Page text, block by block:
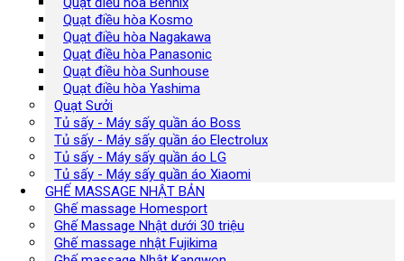
Quạt điều hòa Kosmo
Quạt điều hòa Nagakawa
Quạt điều hòa Panasonic
Quạt điều hòa Sunhouse
Quạt điều hòa Yashima
Quạt Sưởi
Tủ sấy - Máy sấy quần áo Boss
Tủ sấy - Máy sấy quần áo Electrolux
Tủ sấy - Máy sấy quần áo LG
Tủ sấy - Máy sấy quần áo Xiaomi
GHẾ MASSAGE NHẬT BẢN
Ghế massage Homesport
Ghế Massage Nhật dưới 30 triệu
Ghế massage nhật Fujikima